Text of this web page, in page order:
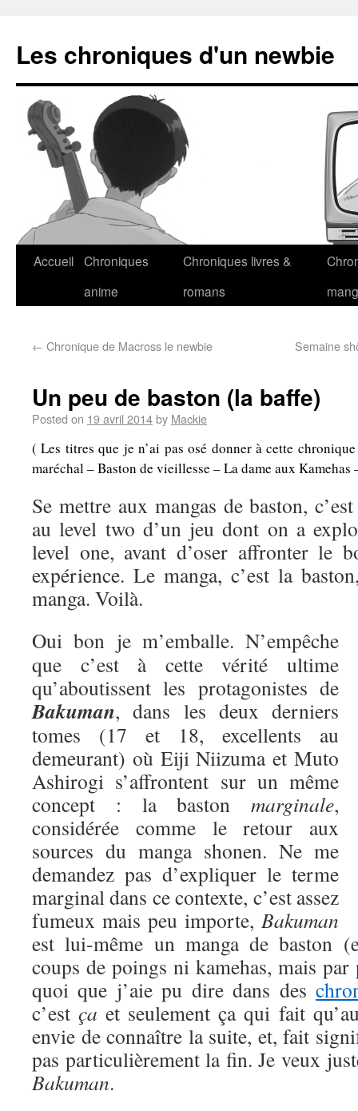
Les chroniques d'un newbie
Accueil Chroniques
anime
Chroniques livres &
romans
← Chronique de Macross le newbie Semaine
Un peu de baston (la baffe)
Posted on 19 avril 2014by Mackie
( Les titres que je n’ai pas osé donner à cette
maréchal – Baston de vieillesse – La dame aux
Se mettre aux mangas de baston,
au level two d’un jeu dont on a
level one, avant d’oser affronter le
expérience. Le manga, c’est la
manga. Voilà.
Oui bon je m’emballe. N’empêche
que c’est à cette vérité ultime
qu’aboutissent les protagonistes de
Bakuman, dans les deux derniers
tomes (17 et 18, excellents au
demeurant) où Eiji Niizuma et Muto
Ashirogi s’affrontent sur un même
concept : la baston marginale,
considérée comme le retour aux
sources du manga shonen. Ne me
demandez pas d’expliquer le terme
marginal dans ce contexte, c’est assez
fumeux mais peu importe, Bakuman
est lui-même un manga de baston
coups de poings ni kamehas, mais
quoi que j’aie pu dire dans des
c’estça et seulement ça qui fait
envie de connaître la suite, et, fait
pas particulièrement la fin. Je veux
Bakuman.